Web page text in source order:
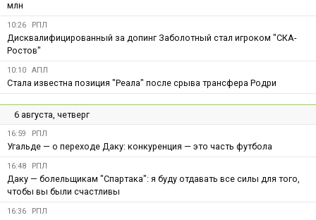
млн
10:26 РПЛ
Дисквалифицированный за допинг Заболотный стал игроком "СКА-
Ростов"
10:10 АПЛ
Стала известна позиция "Реала" после срыва трансфера Родри
6 августа, четверг
16:59 РПЛ
Угальде — о переходе Даку: конкуренция — это часть футбола
16:48 РПЛ
Даку — болельщикам "Спартака": я буду отдавать все силы для того,
чтобы вы были счастливы
16:36 РПЛ